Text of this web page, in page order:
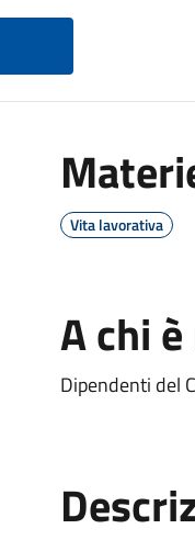
Vita lavorativa
A chi
Dipendenti del